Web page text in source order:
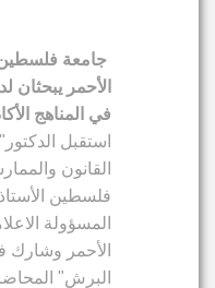
جامعة فلسطين
الأحمر يبحثان
في المناهج
استقبل الدكتور"
القانون
فلسطين
المسؤولة
الأحمر وشارك في
البرش" المحاضر